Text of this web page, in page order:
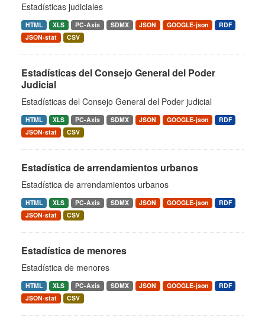
Estadísticas judiciales
HTML XLS PC-Axis SDMX JSON GOOGLE-json
RDF
JSON-stat
CSV
Estadísticas del Consejo General del Poder
Judicial
Estadísticas del Consejo General del Poder judicial
HTML XLS PC-Axis SDMX JSON GOOGLE-json
RDF
JSON-stat
CSV
Estadística de arrendamientos urbanos
Estadística de arrendamientos urbanos
HTML XLS PC-Axis SDMX JSON GOOGLE-json
RDF
JSON-stat
CSV
Estadística de menores
Estadística de menores
HTML XLS PC-Axis SDMX JSON GOOGLE-json
RDF
JSON-stat
CSV